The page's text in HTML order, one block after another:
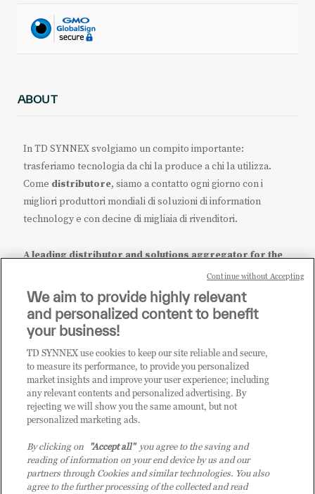
ABOUT
In TD SYNNEX svolgiamo un compito importante:
trasferiamo tecnologia da chi la produce a chi la utilizza.
Come distributore, siamo a contatto ogni giorno con i
migliori produttori mondiali di soluzioni di information
technology e con decine di migliaia di rivenditori.
A leading distributor and solutions aggregator for the
it.tdsynnex.com|eu.tdsynnex.com|tdsynnex.com
CATEGORIE
Categorie
We aim to provide highly relevant
and personalized content to benefit
your business!
TD SYNNEX use cookies to keep our site reliable and secure,
to measure its performance, to provide you personalized
market insights and improve your user experience; including
any relevant contents and personalized advertising. By
rejecting we will show you the same amount, but not
personalized marketing ads.
By clicking on "Accept all"you agree to the saving and
reading of information on your end device by us and our
partners through Cookies and similar technologies. You also
agree to the further processing of the collected and read
Continue without Accepting